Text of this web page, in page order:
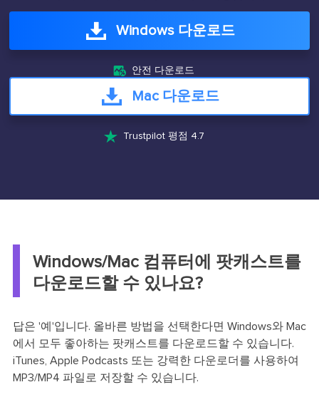
Windows 다운로드
 안전 다운로드
Mac 다운로드
 Trustpilot 평점 4.7
Windows/Mac 컴퓨터에 팟캐스트를
다운로드할 수 있나요?
답은 '예'입니다. 올바른 방법을 선택한다면 Windows와 Mac
에서 모두 좋아하는 팟캐스트를 다운로드할 수 있습니다.
iTunes, Apple Podcasts 또는 강력한 다운로더를 사용하여
MP3/MP4 파일로 저장할 수 있습니다.